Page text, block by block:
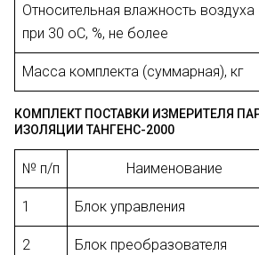
Относительная влажность воздуха
при 30 оC, %, не более
Масса комплекта (суммарная), кг
КОМПЛЕКТ ПОСТАВКИ ИЗМЕРИТЕЛЯ
ИЗОЛЯЦИИ ТАНГЕНС-2000
№ п/п Наименование
1 Блок управления
2 Блок преобразователя